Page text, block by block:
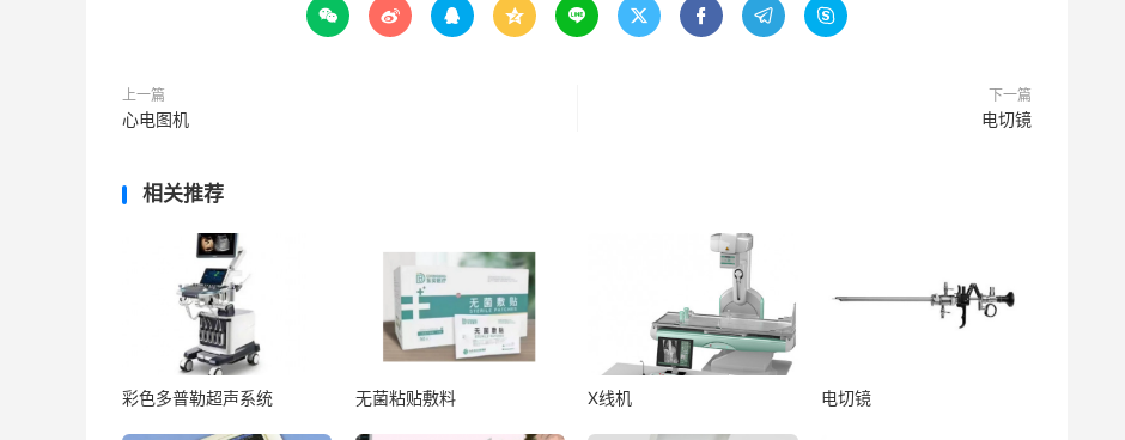
        
上一篇
心电图机
下一篇
电切镜
相关推荐
彩色多普勒超声系统 无菌粘贴敷料 X线机 电切镜